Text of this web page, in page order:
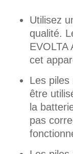
Utilisez
qualité.
EVOLTA
cet
Les piles
être
la
pas